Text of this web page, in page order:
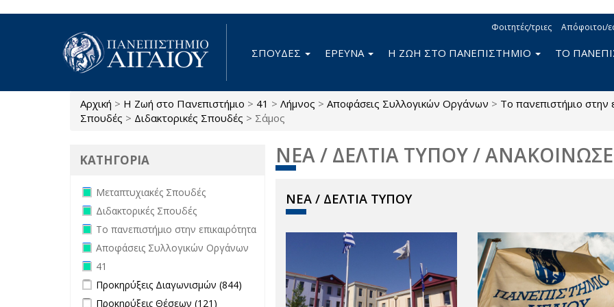
Φοιτητές/τριες Απόφοιτοι/
ΣΠΟΥΔΕΣ ΕΡΕΥΝΑ Η ΖΩΗ ΣΤΟ ΠΑΝΕΠΙΣΤΗΜΙΟ ΤΟ
Είστε εδώ
Αρχική > Η Ζωή στο Πανεπιστήμιο > 41 > Λήμνος > Αποφάσεις Συλλογικών Οργάνων > Το πανεπιστήμιο στην
Σπουδές > Διδακτορικές Σπουδές > Σάμος
ΝΕΑ / ΔΕΛΤΙΑ ΤΥΠΟΥ /
ΝΕΑ / ΔΕΛΤΙΑ ΤΥΠΟΥ
ΚΑΤΗΓΟΡΙΑ
Remove Μεταπτυχιακές Σπουδές
filter
Μεταπτυχιακές Σπουδές
Remove Διδακτορικές Σπουδές filter
Διδακτορικές Σπουδές
Remove Το πανεπιστήμιο στην
επικαιρότητα filter
Το πανεπιστήμιο στην επικαιρότητα
Remove Αποφάσεις Συλλογικών
Οργάνων filter
Αποφάσεις Συλλογικών Οργάνων
Remove 41 filter
41
Apply Προκηρύξεις Διαγωνισμών
filter
Προκηρύξεις Διαγωνισμών (844)
Προκηρύξεις
Apply Προκηρύξεις Θέσεων filter
Προκηρύξεις Θέσεων (121)